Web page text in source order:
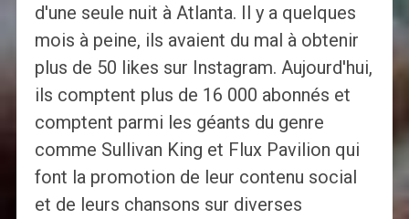
d'une seule nuit à Atlanta. Il y a quelques
mois à peine, ils avaient du mal à obtenir
plus de 50 likes sur Instagram. Aujourd'hui,
ils comptent plus de 16 000 abonnés et
comptent parmi les géants du genre
comme Sullivan King et Flux Pavilion qui
font la promotion de leur contenu social
et de leurs chansons sur diverses